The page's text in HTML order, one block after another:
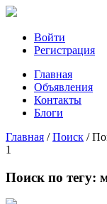
Войти
Регистрация
Главная
Объявления
Контакты
Блоги
Главная /Поиск /
1
Поиск по тегу: